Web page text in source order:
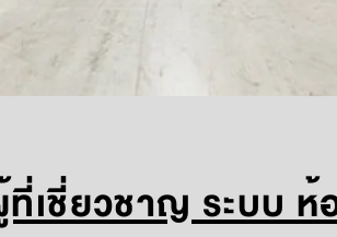
เชี่ยวชาญ ระบบ ห้